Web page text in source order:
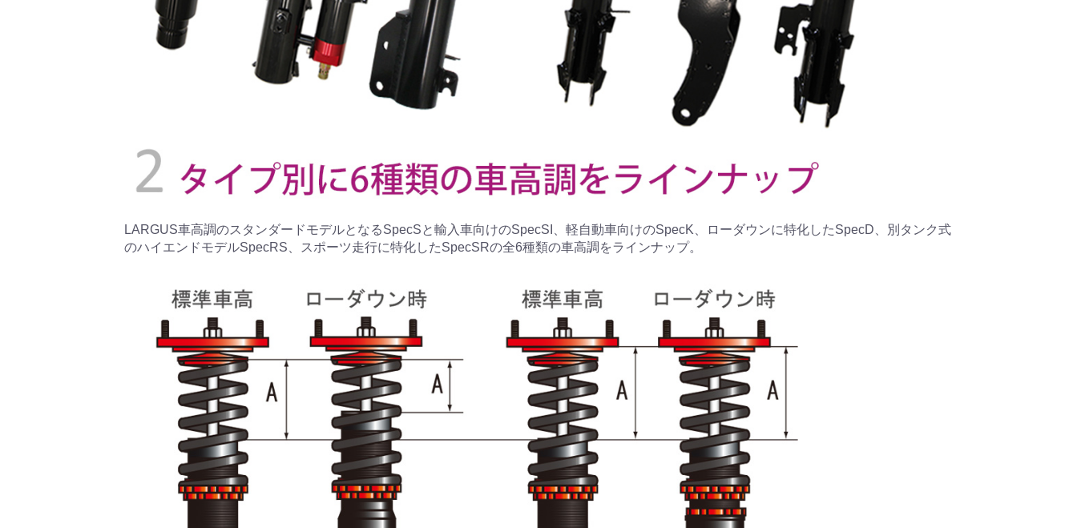
LARGUS車高調のスタンダードモデルとなるSpecSと輸入車向けのSpecSI、軽自動車向けのSpecK、ローダウンに特化したSpecD、別タンク式
のハイエンドモデルSpecRS、スポーツ走行に特化したSpecSRの全6種類の車高調をラインナップ。